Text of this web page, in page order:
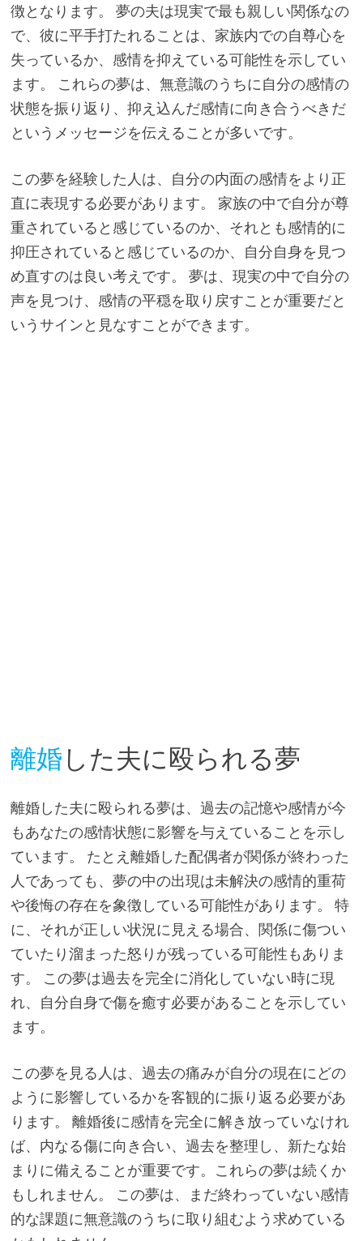
徴となります。 夢の夫は現実で最も親しい関係なの
で、彼に平手打たれることは、家族内での自尊心を
失っているか、感情を抑えている可能性を示してい
ます。 これらの夢は、無意識のうちに自分の感情の
状態を振り返り、抑え込んだ感情に向き合うべきだ
というメッセージを伝えることが多いです。
この夢を経験した人は、自分の内面の感情をより正
直に表現する必要があります。 家族の中で自分が尊
重されていると感じているのか、それとも感情的に
抑圧されていると感じているのか、自分自身を見つ
め直すのは良い考えです。 夢は、現実の中で自分の
声を見つけ、感情の平穏を取り戻すことが重要だと
いうサインと見なすことができます。
離婚 した夫に殴られる夢
離婚した夫に殴られる夢は、過去の記憶や感情が今
もあなたの感情状態に影響を与えていることを示し
ています。 たとえ離婚した配偶者が関係が終わった
人であっても、夢の中の出現は未解決の感情的重荷
や後悔の存在を象徴している可能性があります。 特
に、それが正しい状況に見える場合、関係に傷つい
ていたり溜まった怒りが残っている可能性もありま
す。 この夢は過去を完全に消化していない時に現
れ、自分自身で傷を癒す必要があることを示してい
ます。
この夢を見る人は、過去の痛みが自分の現在にどの
ように影響しているかを客観的に振り返る必要があ
ります。 離婚後に感情を完全に解き放っていなけれ
ば、内なる傷に向き合い、過去を整理し、新たな始
まりに備えることが重要です。これらの夢は続くか
もしれません。 この夢は、まだ終わっていない感情
的な課題に無意識のうちに取り組むよう求めている